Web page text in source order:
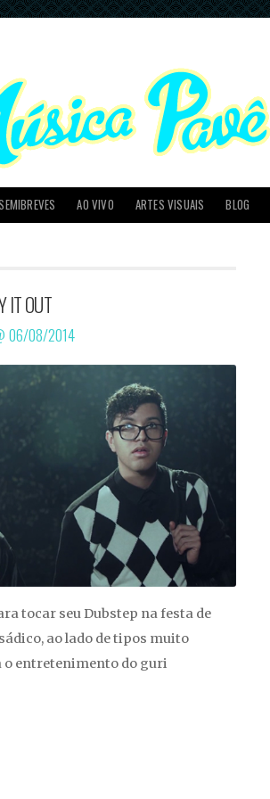
AO VIVO ARTES VISUAIS BLOG
IT OUT
06/08/2014
tocar seu Dubstep na festa de
ao lado de tipos muito
entretenimento do guri